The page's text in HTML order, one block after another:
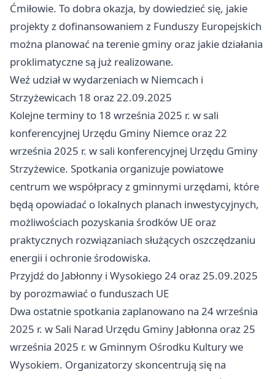
Ćmiłowie. To dobra okazja, by dowiedzieć się, jakie
projekty z dofinansowaniem z Funduszy Europejskich
można planować na terenie gminy oraz jakie działania
proklimatyczne są już realizowane.
Weź udział w wydarzeniach w Niemcach i
Strzyżewicach 18 oraz 22.09.2025
Kolejne terminy to 18 września 2025 r. w sali
konferencyjnej Urzędu Gminy Niemce oraz 22
września 2025 r. w sali konferencyjnej Urzędu Gminy
Strzyżewice. Spotkania organizuje powiatowe
centrum we współpracy z gminnymi urzędami, które
będą opowiadać o lokalnych planach inwestycyjnych,
możliwościach pozyskania środków UE oraz
praktycznych rozwiązaniach służących oszczędzaniu
energii i ochronie środowiska.
Przyjdź do Jabłonny i Wysokiego 24 oraz 25.09.2025
by porozmawiać o funduszach UE
Dwa ostatnie spotkania zaplanowano na 24 września
2025 r. w Sali Narad Urzędu Gminy Jabłonna oraz 25
września 2025 r. w Gminnym Ośrodku Kultury we
Wysokiem. Organizatorzy skoncentrują się na